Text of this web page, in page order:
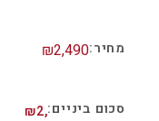
₪2,490
₪2,